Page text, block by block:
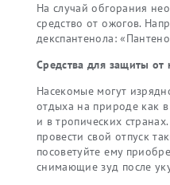
На случай обгорания
средство от ожогов.
декспантенола:
Средства для защиты от
Насекомые могут
отдыха на природе как
и в тропических
провести свой отпуск
посоветуйте ему
снимающие зуд после